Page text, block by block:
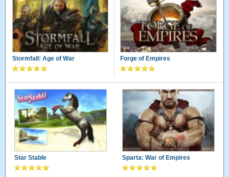
Stormfall: Age of War Forge of Empires
Star Stable Sparta: War of Empires